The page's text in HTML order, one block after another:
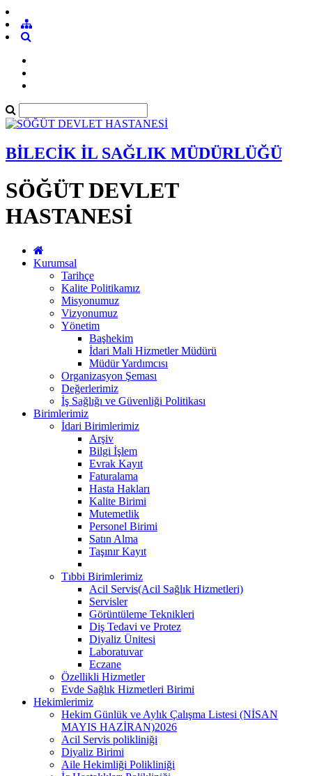
BİLECİK İL SAĞLIK MÜDÜRLÜĞÜ
SÖĞÜT DEVLET
HASTANESİ
Kurumsal
Tarihçe
Kalite Politikamız
Misyonumuz
Vizyonumuz
Yönetim
Başhekim
İdari Mali Hizmetler Müdürü
Müdür Yardımcısı
Organizasyon Şeması
Değerlerimiz
İş Sağlığı ve Güvenliği Politikası
Birimlerimiz
İdari Birimlerimiz
Arşiv
Bilgi İşlem
Evrak Kayıt
Faturalama
Hasta Hakları
Kalite Birimi
Mutemetlik
Personel Birimi
Satın Alma
Taşınır Kayıt
Tıbbi Birimlerimiz
Acil Servis(Acil Sağlık Hizmetleri)
Servisler
Görüntüleme Teknikleri
Diş Tedavi ve Protez
Diyaliz Ünitesi
Laboratuvar
Eczane
Özellikli Hizmetler
Evde Sağlık Hizmetleri Birimi
Hekimlerimiz
Hekim Günlük ve Aylık Çalışma Listesi (NİSAN
MAYIS HAZİRAN)2026
Acil Servis polikliniği
Diyaliz Birimi
Aile Hekimliği Polikliniği